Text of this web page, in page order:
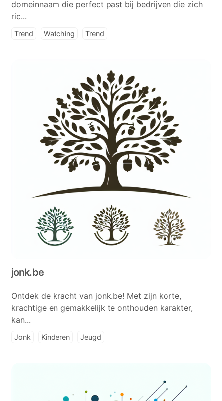
domeinnaam die perfect past bij bedrijven die zich
ric...
Trend Watching Trend
jonk.be
Ontdek de kracht van jonk.be! Met zijn korte,
krachtige en gemakkelijk te onthouden karakter,
kan...
Jonk Kinderen Jeugd